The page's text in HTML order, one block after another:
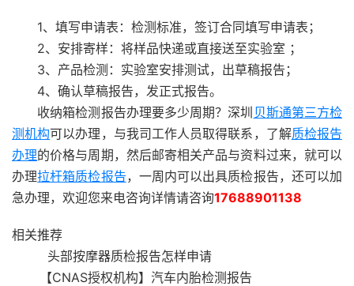
1、填写申请表：检测标准，签订合同填写申请表；
2、安排寄样：将样品快递或直接送至实验室 ；
3、产品检测：实验室安排测试，出草稿报告；
4、确认草稿报告，发正式报告。
收纳箱检测报告办理要多少周期？深圳 贝斯通第三方检
测机构可以办理，与我司工作人员取得联系，了解质检报告
办理的价格与周期，然后邮寄相关产品与资料过来，就可以
办理拉杆箱质检报告，一周内可以出具质检报告，还可以加
急办理，欢迎您来电咨询详情请咨询17688901138
相关推荐
头部按摩器质检报告怎样申请
【CNAS授权机构】汽车内胎检测报告